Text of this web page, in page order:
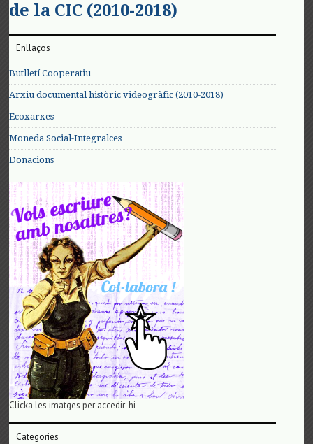
de la CIC (2010-2018)
Enllaços
Butlletí Cooperatiu
Arxiu documental històric videogràfic (2010-2018)
Ecoxarxes
Moneda Social-Integralces
Donacions
Clicka les imatges per accedir-hi
Categories